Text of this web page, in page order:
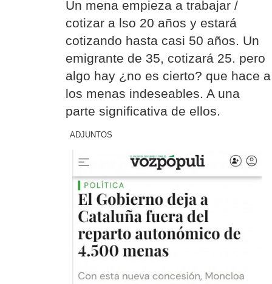
Un mena empieza a trabajar /
cotizar a lso 20 años y estará
cotizando hasta casi 50 años. Un
emigrante de 35, cotizará 25. pero
algo hay ¿no es cierto? que hace a
los menas indeseables. A una
parte significativa de ellos.
ADJUNTOS